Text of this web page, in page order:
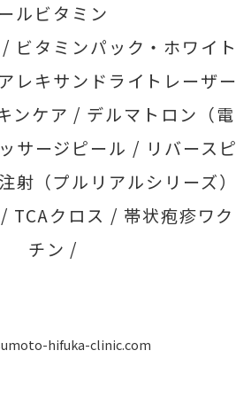
ールビタミン
ビタミンパック・ホワイト
アレキサンドライトレーザー
ンケア / デルマトロン（電
サージピール / リバースピ
射（プルリアルシリーズ）
TCAクロス / 帯状疱疹ワク
チン /
hifuka-clinic.com